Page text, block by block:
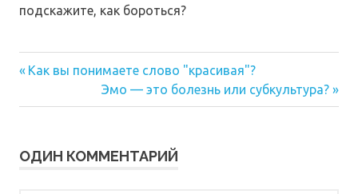
подскажите, как бороться?
Навигация
по
Предыдущая
Как вы понимаете слово "красивая"?
Следующая
запись:
Эмо — это болезнь или субкультура?
ОДИН КОММЕНТАРИЙ